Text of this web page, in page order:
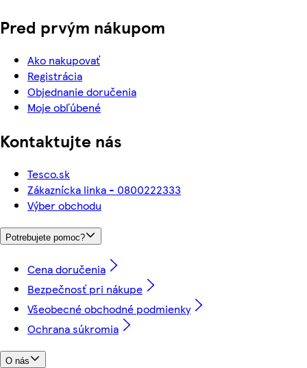
Pred prvým nákupom
Ako nakupovať
Registrácia
Objednanie doručenia
Moje obľúbené
Kontaktujte nás
Tesco.sk
Zákaznícka linka - 0800222333
Výber obchodu
Potrebujete pomoc?
Cena doručenia
Bezpečnosť pri nákupe
Všeobecné obchodné podmienky
Ochrana súkromia
O nás